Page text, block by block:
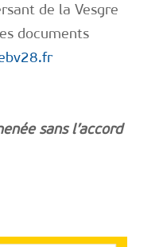
de la Vesgre
documents
sans l’accord